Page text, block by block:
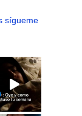
sígueme